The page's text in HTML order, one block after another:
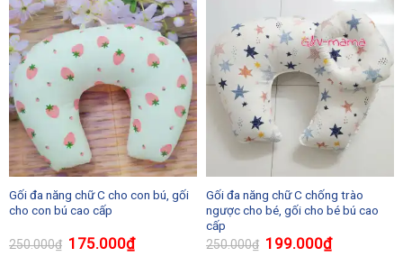
Gối đa năng chữ C cho con bú, gối
cho con bú cao cấp
250.000₫ 175.000₫
Gối đa năng chữ C chống trào
ngược cho bé, gối cho bé bú cao
cấp
250.000₫ 199.000₫